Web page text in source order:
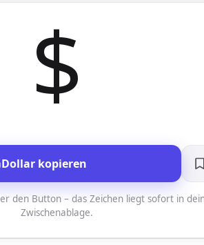
$︎
Dollar kopieren
den Button – das Zeichen liegt sofort in
Zwischenablage.